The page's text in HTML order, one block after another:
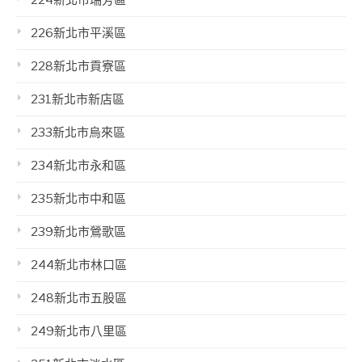
226新北市平溪區
228新北市貢寮區
231新北市新店區
233新北市烏來區
234新北市永和區
235新北市中和區
239新北市鶯歌區
244新北市林口區
248新北市五股區
249新北市八里區